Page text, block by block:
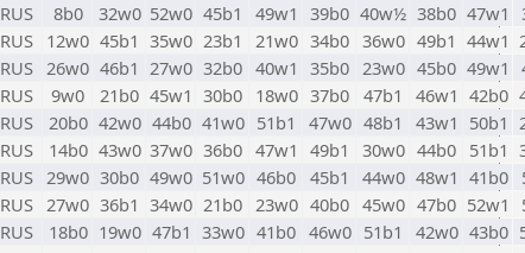
RUS 8b0 32w0 52w0 45b1 49w1 39b0 40w½ 38b0 47w1
RUS 12w0 45b1 35w0 23b1 21w0 34b0 36w0 49b1 44w1
RUS 26w0 46b1 27w0 32b0 40w1 35b0 23w0 45b0 49w1
RUS 9w0 21b0 45w1 30b0 18w0 37b0 47b1 46w1 42b0
RUS 20b0 42w0 44b0 41w0 51b1 47w0 48b1 43w1 50b1
RUS 14b0 43w0 37w0 36b0 47w1 49b1 30w0 44b0 51b1
RUS 29w0 30b0 49w0 51w0 46b0 45b1 44w0 48w1 41b0
RUS 27w0 36b1 34w0 21b0 23w0 40b0 45w0 47b0 52w1
RUS 18b0 19w0 47b1 33w0 41b0 46w0 51b1 42w0 43b0